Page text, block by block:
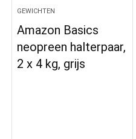
GEWICHTEN
Amazon Basics
neopreen halterpaar,
2 x 4 kg, grijs